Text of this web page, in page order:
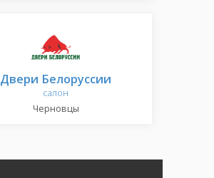
Двери Белоруссии
салон
Черновцы